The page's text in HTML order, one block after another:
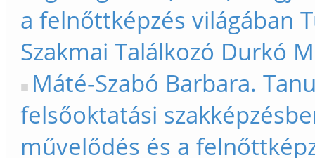
a felnőttképzés világában
Szakmai Találkozó Durkó
Máté-Szabó Barbara.
felsőoktatási
művelődés és a